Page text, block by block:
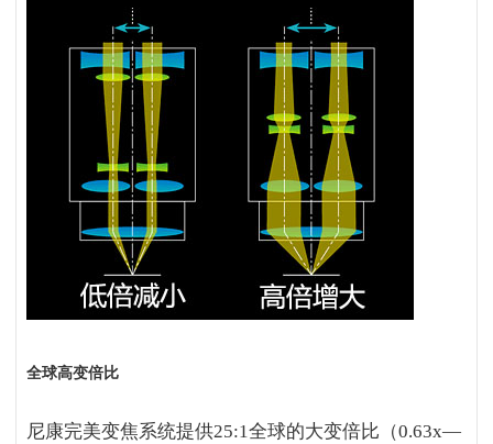
全球高变倍比
尼康完美变焦系统提供25:1全球的大变倍比（0.63x—